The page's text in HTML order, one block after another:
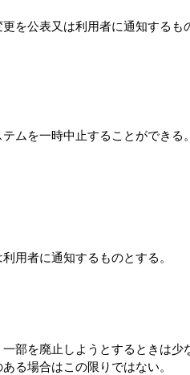
公表又は利用者に通知する
ムを一時中止することができる
用者に通知するものとする。
を廃止しようとするときは
る場合はこの限りではない。